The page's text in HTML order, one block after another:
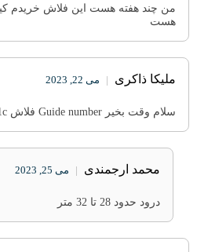
من چند هفته هست این فلاش خریدم
هست
ملیکا ذاکری | می 22, 2023
سلام وقت بخیر Guide number فلاش v1c چقدره ؟
محمد ارجمندی | می 25, 2023
درود حدود 28 تا 32 متر